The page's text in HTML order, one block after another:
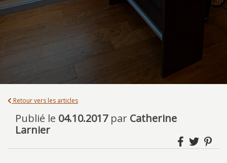
Retour vers les articles
Publié le 04.10.2017par Catherine
Larnier